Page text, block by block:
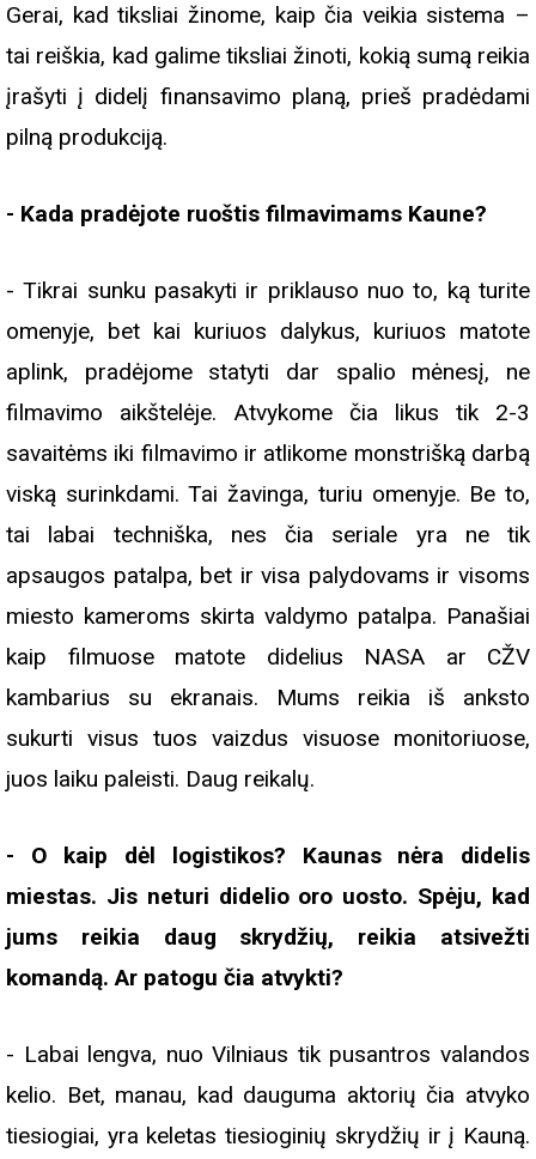
Gerai, kad tiksliai žinome, kaip čia veikia sistema –
tai reiškia, kad galime tiksliai žinoti, kokią sumą reikia
įrašyti į didelį finansavimo planą, prieš pradėdami
pilną produkciją.
- Kada pradėjote ruoštis filmavimams Kaune?
- Tikrai sunku pasakyti ir priklauso nuo to, ką turite
omenyje, bet kai kuriuos dalykus, kuriuos matote
aplink, pradėjome statyti dar spalio mėnesį, ne
filmavimo aikštelėje. Atvykome čia likus tik 2-3
savaitėms iki filmavimo ir atlikome monstrišką darbą
viską surinkdami. Tai žavinga, turiu omenyje. Be to,
tai labai techniška, nes čia seriale yra ne tik
apsaugos patalpa, bet ir visa palydovams ir visoms
miesto kameroms skirta valdymo patalpa. Panašiai
kaip filmuose matote didelius NASA ar CŽV
kambarius su ekranais. Mums reikia iš anksto
sukurti visus tuos vaizdus visuose monitoriuose,
juos laiku paleisti. Daug reikalų.
- O kaip dėl logistikos? Kaunas nėra didelis
miestas. Jis neturi didelio oro uosto. Spėju, kad
jums reikia daug skrydžių, reikia atsivežti
komandą. Ar patogu čia atvykti?
- Labai lengva, nuo Vilniaus tik pusantros valandos
kelio. Bet, manau, kad dauguma aktorių čia atvyko
tiesiogiai, yra keletas tiesioginių skrydžių ir į Kauną.